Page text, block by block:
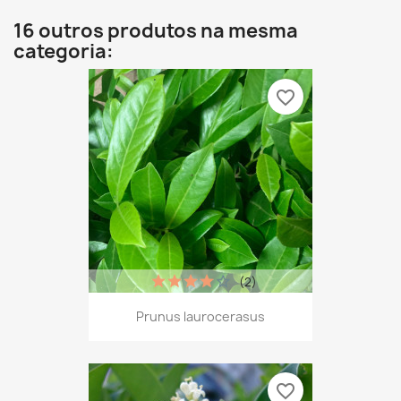
16 outros produtos na mesma
categoria:
Prunus laurocerasus
(2)
favorite_border
favorite_border